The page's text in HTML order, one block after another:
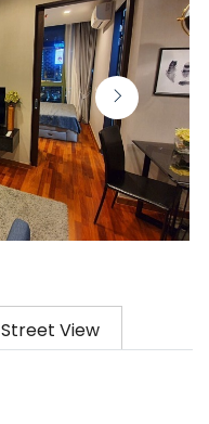
Street View